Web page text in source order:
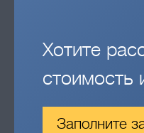
Хотите
стоимость
Заполните